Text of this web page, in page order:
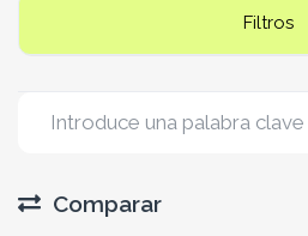
Filtros
Comparar